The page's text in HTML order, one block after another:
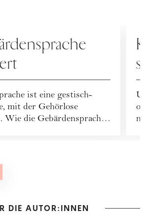
ist eine gestisch-
mit der Gehörlose
Wie die Gebärdensprache
DIE AUTOR:INNEN